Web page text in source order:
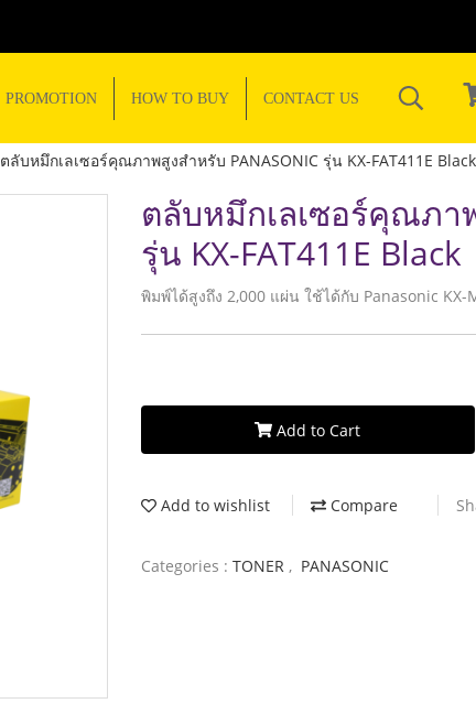
PROMOTION HOW TO BUY CONTACT US
ตลับหมึกเลเซอร์คุณภาพสูงสำหรับ PANASONIC รุ่น KX-FAT411E Black
ตลับหมึกเลเซอร์คุณภา
รุ่น KX-FAT411E Black
พิมพ์ได้สูงถึง 2,000 แผ่น ใช้ได้กับ Panasonic KX-
Add to Cart
Add to wishlist Compare
Categories : TONER , PANASONIC